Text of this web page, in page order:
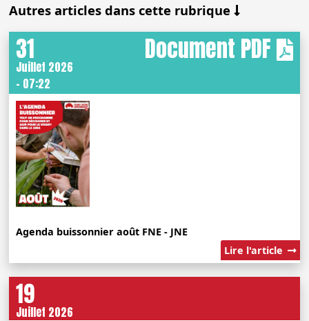
Autres articles dans cette rubrique
Document PDF
31
Juillet 2026
- 07:22
Agenda buissonnier août FNE - JNE
Lire l'article
19
Juillet 2026